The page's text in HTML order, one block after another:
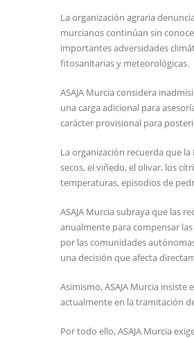
La organización agraria
murcianos continúan sin
importantes adversidades
fitosanitarias y meteorológicas.
ASAJA Murcia considera
una carga adicional para
carácter provisional para
La organización recuerda que
secos, el viñedo, el olivar, los
temperaturas, episodios de
ASAJA Murcia subraya que las
anualmente para compensar
por las comunidades
una decisión que afecta
Asimismo, ASAJA Murcia
actualmente en la tramitación
Por todo ello, ASAJA Murcia